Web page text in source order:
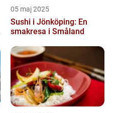
05 maj 2025
Sushi i Jönköping: En
smakresa i Småland